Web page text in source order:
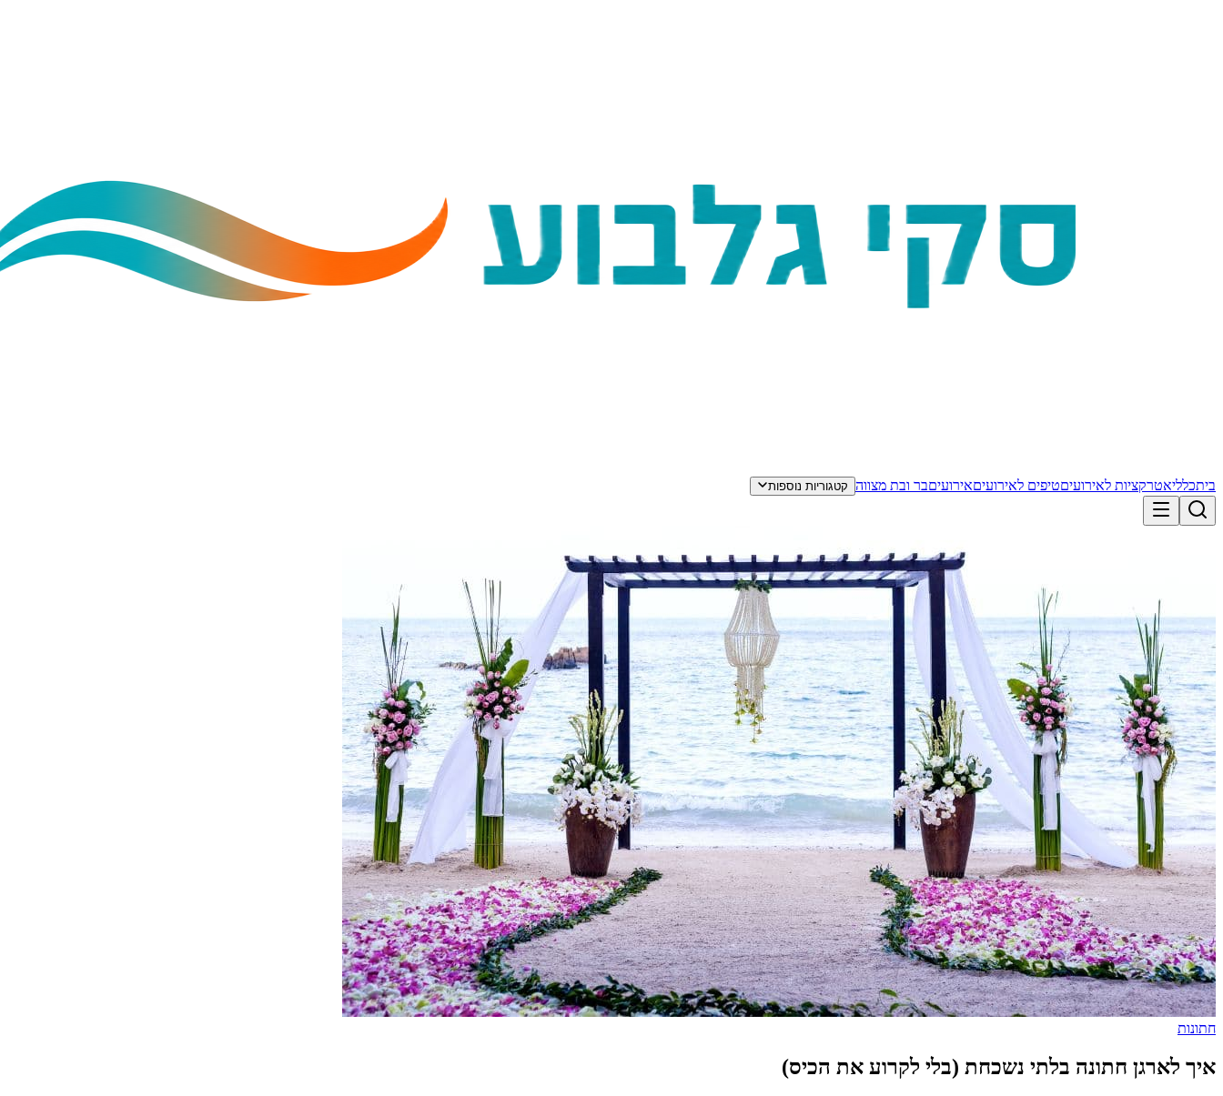
ביתכלליאטרקציות לאירועיםטיפים לאירועיםאירועיםבר ובת מצווה קטגוריות נוספות
חתונות
איך לארגן חתונה בלתי נשכחת (בלי לקרוע את הכיס)